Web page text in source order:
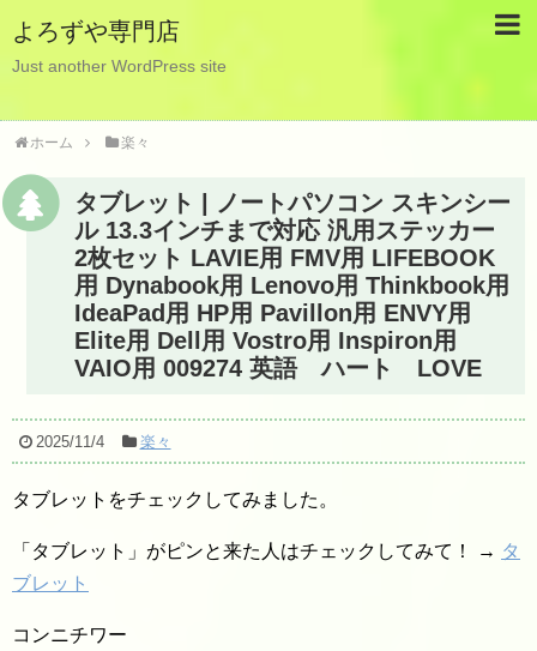
よろずや専門店
Just another WordPress site
ホーム 楽々
タブレット | ノートパソコン スキンシー
ル 13.3インチまで対応 汎用ステッカー
2枚セット LAVIE用 FMV用 LIFEBOOK
用 Dynabook用 Lenovo用 Thinkbook用
IdeaPad用 HP用 Pavillon用 ENVY用
Elite用 Dell用 Vostro用 Inspiron用
VAIO用 009274 英語 ハート LOVE
2025/11/4 楽々
タブレットをチェックしてみました。
「タブレット」がピンと来た人はチェックしてみて！ → タ
ブレット
コンニチワー